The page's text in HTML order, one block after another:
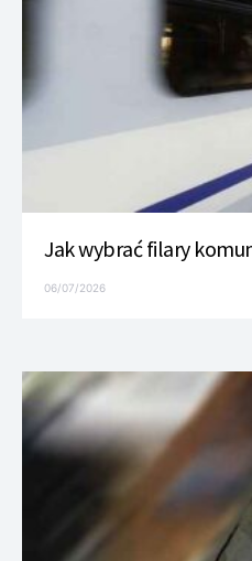
Jak wybrać filary
06/07/2026